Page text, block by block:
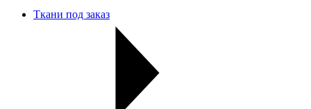
Ткани под заказ